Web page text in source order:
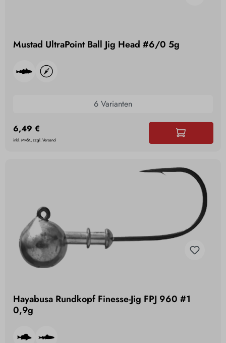
Mustad UltraPoint Ball Jig Head #6/0 5g
6 Varianten
6,49 €
inkl. MwSt., zzgl. Versand
Hayabusa Rundkopf Finesse-Jig FPJ 960 #1
0,9g